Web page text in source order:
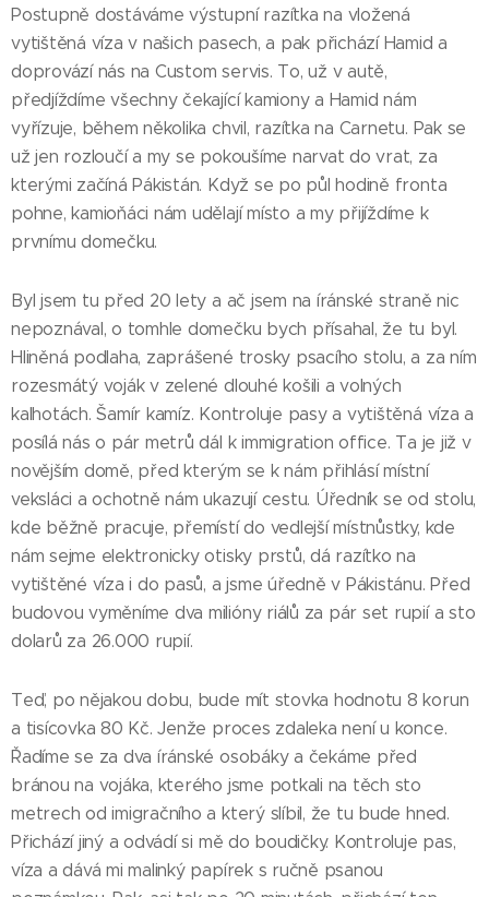
Postupně dostáváme výstupní razítka na vložená
vytištěná víza v našich pasech, a pak přichází Hamid a
doprovází nás na Custom servis. To, už v autě,
předjíždíme všechny čekající kamiony a Hamid nám
vyřízuje, během několika chvil, razítka na Carnetu. Pak se
už jen rozloučí a my se pokoušíme narvat do vrat, za
kterými začíná Pákistán. Když se po půl hodině fronta
pohne, kamioňáci nám udělají místo a my přijíždíme k
prvnímu domečku.
Byl jsem tu před 20 lety a ač jsem na íránské straně nic
nepoznával, o tomhle domečku bych přísahal, že tu byl.
Hliněná podlaha, zaprášené trosky psacího stolu, a za ním
rozesmátý voják v zelené dlouhé košili a volných
kalhotách. Šamír kamíz. Kontroluje pasy a vytištěná víza a
posílá nás o pár metrů dál k immigration office. Ta je již v
novějším domě, před kterým se k nám přihlásí místní
veksláci a ochotně nám ukazují cestu. Úředník se od stolu,
kde běžně pracuje, přemístí do vedlejší místnůstky, kde
nám sejme elektronicky otisky prstů, dá razítko na
vytištěné víza i do pasů, a jsme úředně v Pákistánu. Před
budovou vyměníme dva milióny riálů za pár set rupií a sto
dolarů za 26.000 rupií.
Teď, po nějakou dobu, bude mít stovka hodnotu 8 korun
a tisícovka 80 Kč. Jenže proces zdaleka není u konce.
Řadíme se za dva íránské osobáky a čekáme před
bránou na vojáka, kterého jsme potkali na těch sto
metrech od imigračního a který slíbil, že tu bude hned.
Přichází jiný a odvádí si mě do boudičky. Kontroluje pas,
víza a dává mi malinký papírek s ručně psanou